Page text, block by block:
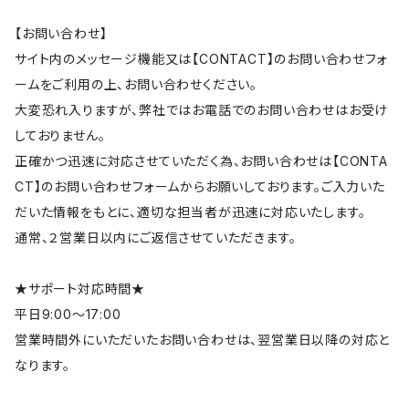
【お問い合わせ】
サイト内のメッセージ機能又は【CONTACT】のお問い合わせフォ
ームをご利用の上、お問い合わせください。
大変恐れ入りますが、弊社ではお電話でのお問い合わせはお受け
しておりません。
正確かつ迅速に対応させていただく為、お問い合わせは【CONTA
CT】のお問い合わせフォームからお願いしております。ご入力いた
だいた情報をもとに、適切な担当者が迅速に対応いたします。
通常、２営業日以内にご返信させていただきます。
★サポート対応時間★
平日9:00～17:00
営業時間外にいただいたお問い合わせは、翌営業日以降の対応と
なります。